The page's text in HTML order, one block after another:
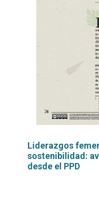
Liderazgos
sostenibilidad:
desde el PPD